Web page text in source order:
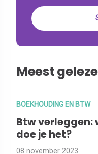
Meest
BOEKHOUDING EN BTW
Btw verleggen:
doe je het?
08 november 2023